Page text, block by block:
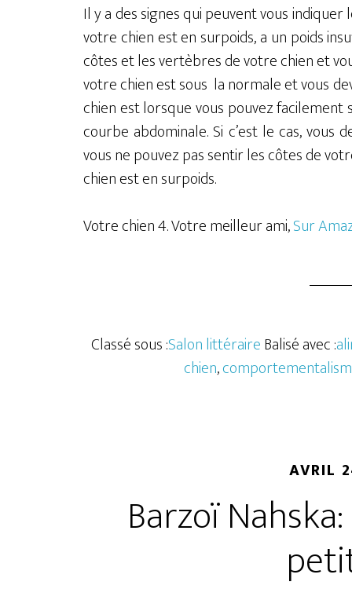
Il y a des signes qui peuvent vous
votre chien est en surpoids, a un poids
côtes et les vertèbres de votre chien et
votre chien est sous la normale et vous
chien est lorsque vous pouvez
courbe abdominale. Si c’est le cas,
vous ne pouvez pas sentir les côtes de
chien est en surpoids.
Votre chien 4. Votre meilleur ami,Sur
Classé sous :Salon littéraireBalisé avec :
chien,
AVRIL
Barzoï